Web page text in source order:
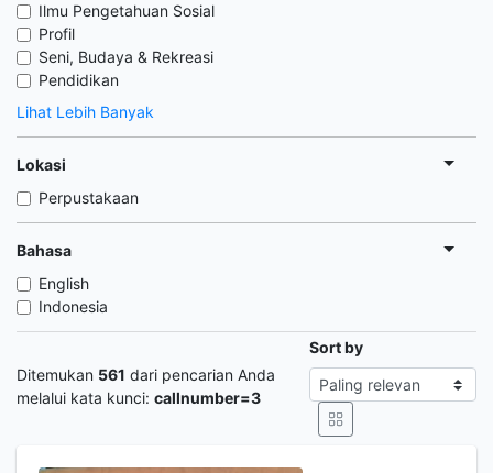
Ilmu Pengetahuan Sosial
Profil
Seni, Budaya & Rekreasi
Pendidikan
Lihat Lebih Banyak
Lokasi
Perpustakaan
Bahasa
English
Indonesia
Ditemukan 561 dari pencarian Anda
melalui kata kunci: callnumber=3
Sort by